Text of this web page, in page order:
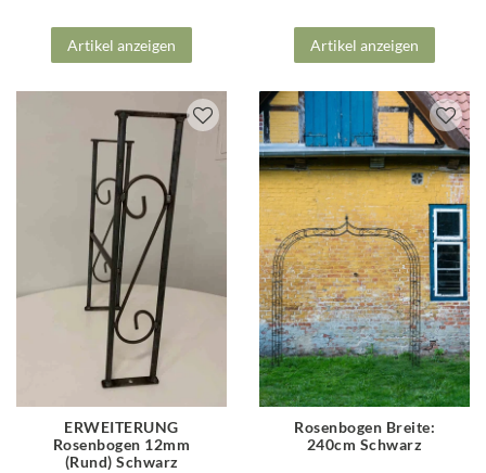
Artikel anzeigen Artikel anzeigen
ERWEITERUNG
Rosenbogen 12mm
(Rund) Schwarz
Rosenbogen Breite:
240cm Schwarz